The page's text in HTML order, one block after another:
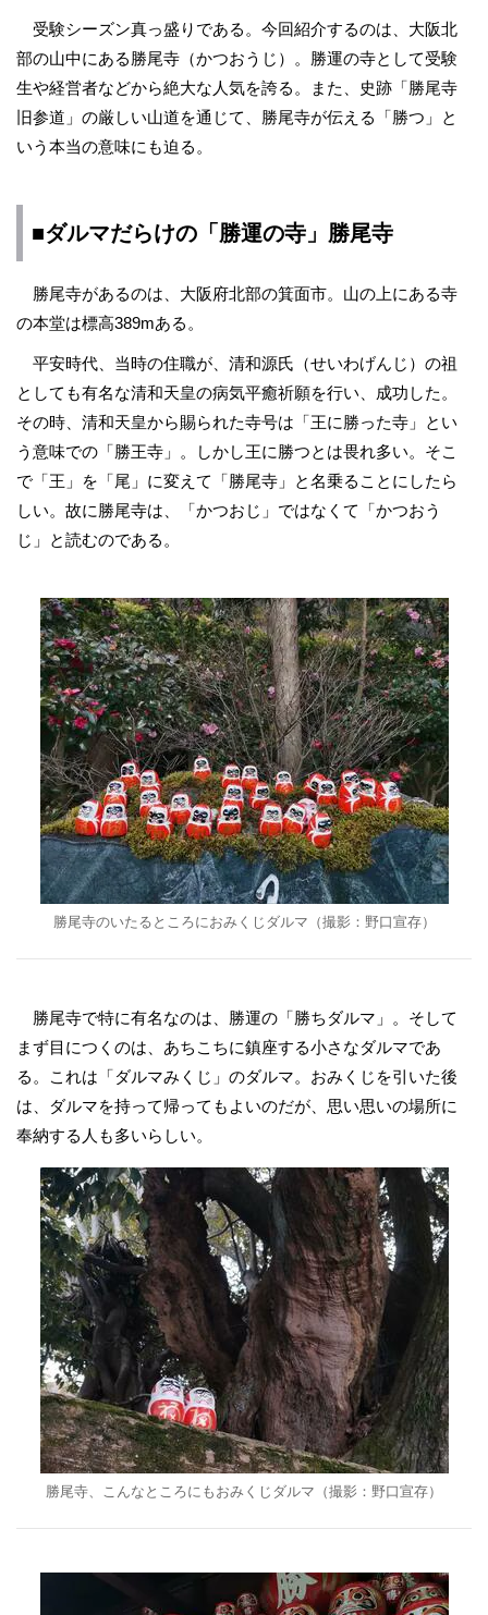
受験シーズン真っ盛りである。今回紹介するのは、大阪北
部の山中にある勝尾寺（かつおうじ）。勝運の寺として受験
生や経営者などから絶大な人気を誇る。また、史跡「勝尾寺
旧参道」の厳しい山道を通じて、勝尾寺が伝える「勝つ」と
いう本当の意味にも迫る。
■ダルマだらけの「勝運の寺」勝尾寺
勝尾寺があるのは、大阪府北部の箕面市。山の上にある寺
の本堂は標高389mある。
平安時代、当時の住職が、清和源氏（せいわげんじ）の祖
としても有名な清和天皇の病気平癒祈願を行い、成功した。
その時、清和天皇から賜られた寺号は「王に勝った寺」とい
う意味での「勝王寺」。しかし王に勝つとは畏れ多い。そこ
で「王」を「尾」に変えて「勝尾寺」と名乗ることにしたら
しい。故に勝尾寺は、「かつおじ」ではなくて「かつおう
じ」と読むのである。
勝尾寺のいたるところにおみくじダルマ（撮影：野口宣存）
勝尾寺で特に有名なのは、勝運の「勝ちダルマ」。そして
まず目につくのは、あちこちに鎮座する小さなダルマであ
る。これは「ダルマみくじ」のダルマ。おみくじを引いた後
は、ダルマを持って帰ってもよいのだが、思い思いの場所に
奉納する人も多いらしい。
勝尾寺、こんなところにもおみくじダルマ（撮影：野口宣存）